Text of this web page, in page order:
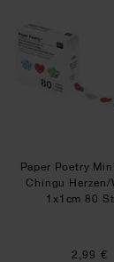
Paper Poetry
Chingu Herzen/
1x1cm
2,99 €